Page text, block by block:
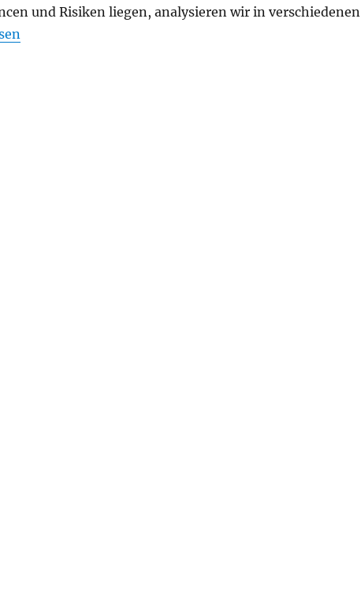
und Risiken liegen, analysieren wir in verschiedenen
System versagt: Sozialismus statt Krise“